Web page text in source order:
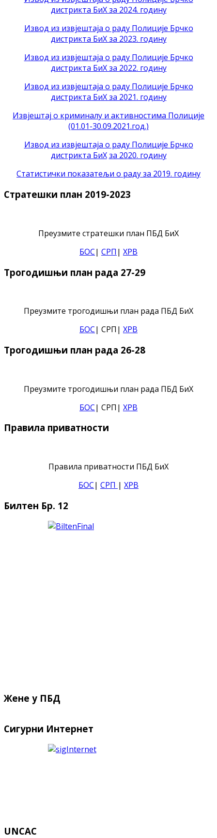
дистрикта БиХ за 2024. годину
Извод из извјештаја о раду Полиције Брчко
дистрикта БиХ за 2023. годину
Извод из извјештаја о раду Полиције Брчко
дистрикта БиХ за 2022. годину
Извод из извјештаја о раду Полиције Брчко
дистрикта БиХ за 2021. годину
Извјештај о криминалу и активностима Полиције
(01.01-30.09.2021.год.)
Извод из извјештаја о раду Полиције Брчко
дистрикта БиХ за 2020. годину
Статистички показатељи о раду за 2019. годину
Стратешки план 2019-2023
Преузмите стратешки план ПБД БиХ
БОС| СРП | ХРВ
Трогодишњи план рада 27-29
Преузмите трогодишњи план рада ПБД БиХ
БОС| СРП| ХРВ
Трогодишњи план рада 26-28
Преузмите трогодишњи план рада ПБД БиХ
БОС| СРП| ХРВ
Правила приватности
Правила приватности ПБД БиХ
БОС| СРП | ХРВ
Билтен Бр. 12
Жене у ПБД
Сигурни Интернет
UNCAC